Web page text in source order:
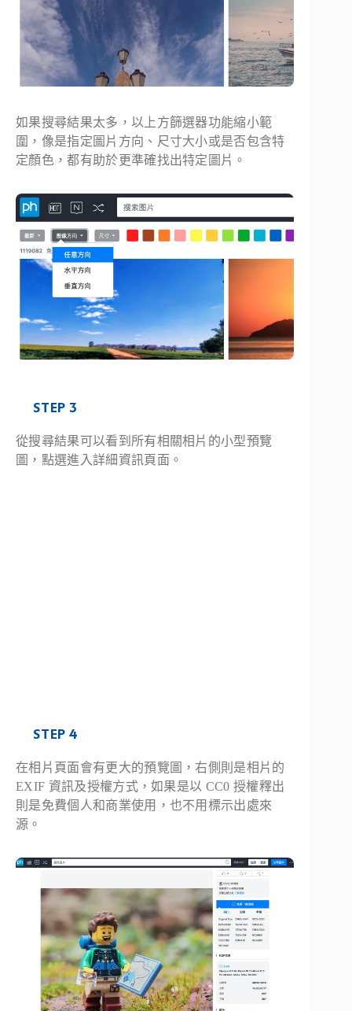
如果搜尋結果太多，以上方篩選器功能縮小範
圍，像是指定圖片方向、尺寸大小或是否包含特
定顏色，都有助於更準確找出特定圖片。
STEP 3
從搜尋結果可以看到所有相關相片的小型預覽
圖，點選進入詳細資訊頁面。
STEP 4
在相片頁面會有更大的預覽圖，右側則是相片的
EXIF 資訊及授權方式，如果是以 CC0 授權釋出
則是免費個人和商業使用，也不用標示出處來
源。